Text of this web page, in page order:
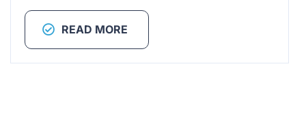
READ MORE